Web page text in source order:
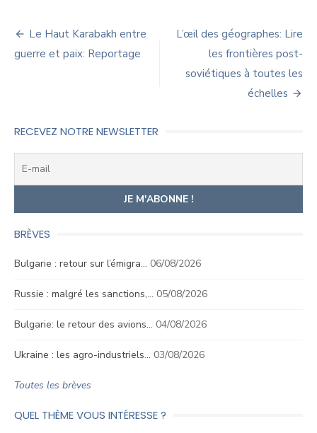
Navigation
de
Le Haut Karabakh entre
guerre et paix: Reportage
L’œil des géographes: Lire
les frontières post-
soviétiques à toutes les
échelles
RECEVEZ NOTRE NEWSLETTER
BRÈVES
Bulgarie : retour sur l’émigra… 06/08/2026
Russie : malgré les sanctions,… 05/08/2026
Bulgarie: le retour des avions… 04/08/2026
Ukraine : les agro-industriels… 03/08/2026
Toutes les brèves
QUEL THÈME VOUS INTÉRESSE ?